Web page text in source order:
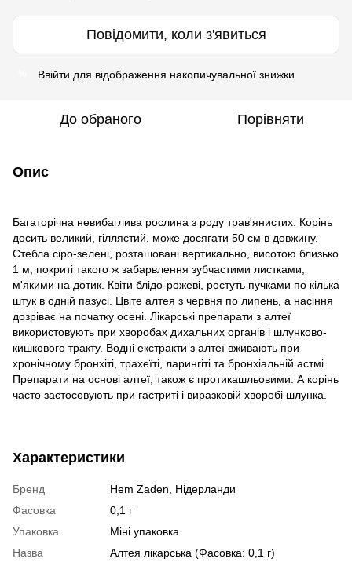
Повідомити, коли з'явиться
Ввійти для відображення накопичувальної знижки
До обраного Порівняти
Опис
Багаторічна невибаглива рослина з роду трав'янистих. Корінь
досить великий, гіллястий, може досягати 50 см в довжину.
Стебла сіро-зелені, розташовані вертикально, висотою близько
1 м, покриті такого ж забарвлення зубчастими листками,
м'якими на дотик. Квіти блідо-рожеві, ростуть пучками по кілька
штук в одній пазусі. Цвіте алтея з червня по липень, а насіння
дозріває на початку осені. Лікарські препарати з алтеї
використовують при хворобах дихальних органів і шлунково-
кишкового тракту. Водні екстракти з алтеї вживають при
хронічному бронхіті, трахеїті, ларингіті та бронхіальній астмі.
Препарати на основі алтеї, також є протикашльовими. А корінь
часто застосовують при гастриті і виразковій хворобі шлунка.
Характеристики
Бренд
Hem Zaden, Нідерланди
Фасовка
0,1 г
Упаковка
Міні упаковка
Назва
Алтея лікарська (Фасовка: 0,1 г)